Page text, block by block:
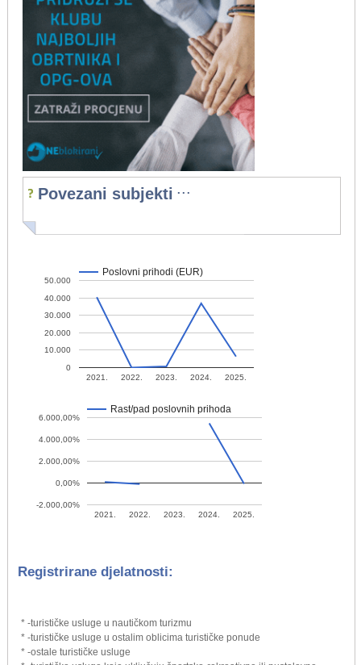
Povezani subjekti ...
Poslovni prihodi (EUR)
2021. 2022. 2023. 2024. 2025.
0
10.000
20.000
30.000
40.000
50.000
Rast/pad poslovnih prihoda
2021. 2022. 2023. 2024. 2025.
-2.000,00%
0,00%
2.000,00%
4.000,00%
6.000,00%
Registrirane djelatnosti:
* -turističke usluge u nautičkom turizmu
* -turističke usluge u ostalim oblicima turističke ponude
* -ostale turističke usluge